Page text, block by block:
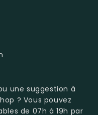
une suggestion à
? Vous pouvez
de 07h à 19h par